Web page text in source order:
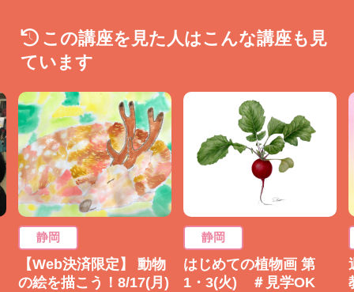
この講座を見た人はこんな講座も見
ています
静岡
【Web決済限定】 動物
の絵を描こう！8/17(月)
静岡
はじめての植物画 第
1・3(火) ＃見学OK